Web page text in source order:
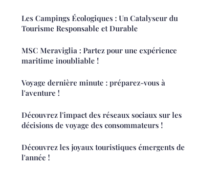
Les Campings Écologiques : Un Catalyseur du
Tourisme Responsable et Durable
MSC Meraviglia : Partez pour une expérience
maritime inoubliable !
Voyage dernière minute : préparez-vous à
l'aventure !
Découvrez l'impact des réseaux sociaux sur les
décisions de voyage des consommateurs !
Découvrez les joyaux touristiques émergents de
l'année !